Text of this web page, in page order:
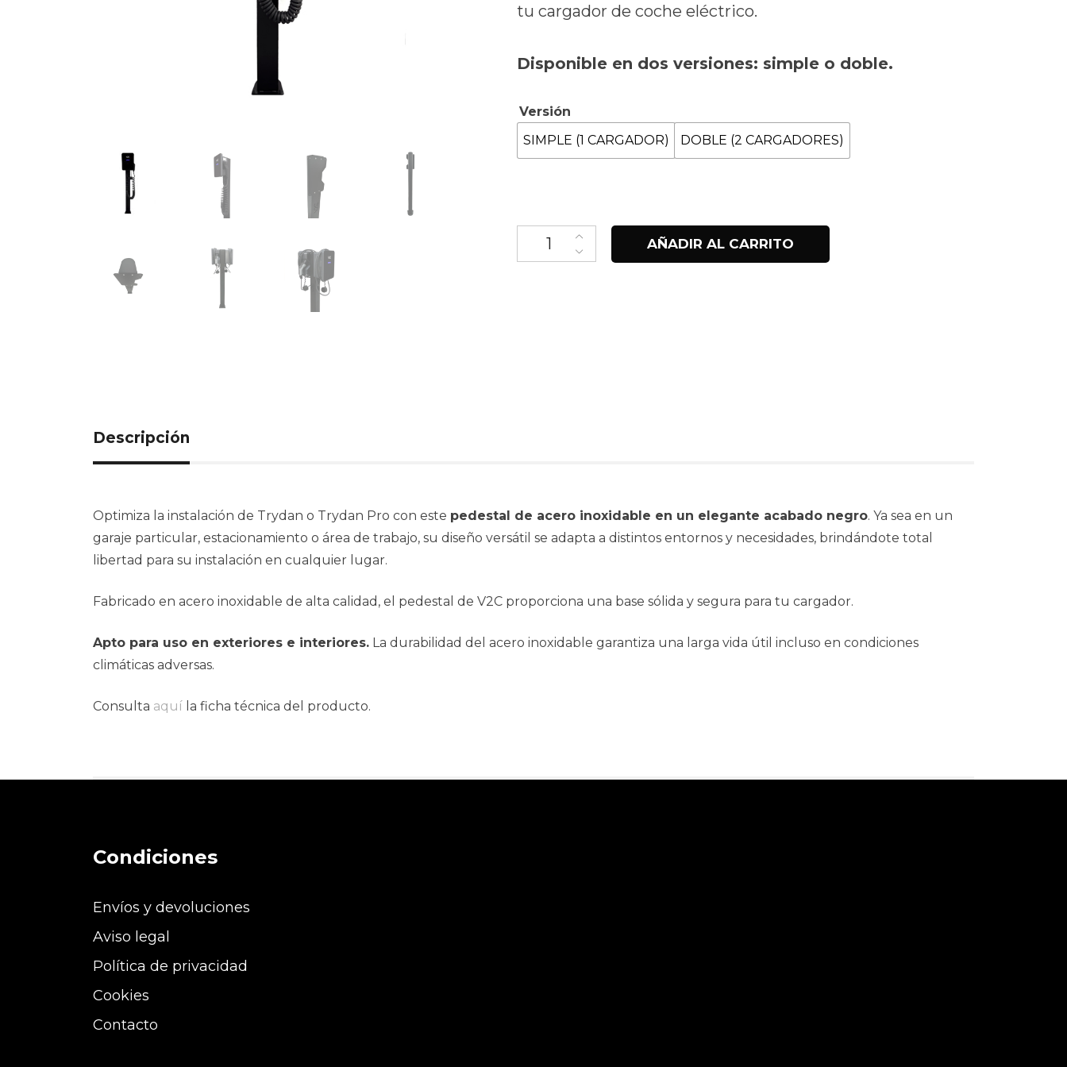
342.31€
440.08€
tu cargador de coche eléctrico.
Disponible en dos versiones: simple o doble.
Versión
SIMPLE (1 CARGADOR)
DOBLE (2 CARGADORES)
Pedestal para Trydan/Trydan Pro cantidad
AÑADIR AL CARRITO
Descripción
Optimiza la instalación de Trydan o Trydan Pro con este pedestal de acero inoxidable en un elegante acabado negro. Ya sea en un
garaje particular, estacionamiento o área de trabajo, su diseño versátil se adapta a distintos entornos y necesidades, brindándote total
libertad para su instalación en cualquier lugar.
Fabricado en acero inoxidable de alta calidad, el pedestal de V2C proporciona una base sólida y segura para tu cargador.
Apto para uso en exteriores e interiores. La durabilidad del acero inoxidable garantiza una larga vida útil incluso en condiciones
climáticas adversas.
Consulta aquí la ficha técnica del producto.
Condiciones
Envíos y devoluciones
Aviso legal
Política de privacidad
Cookies
Contacto